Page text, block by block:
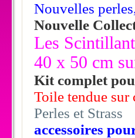
Nouvelles
Nouvelle
Les
40 x 50 cm
Kit complet
Toile tendue sur
Perles et Strass
accessoires